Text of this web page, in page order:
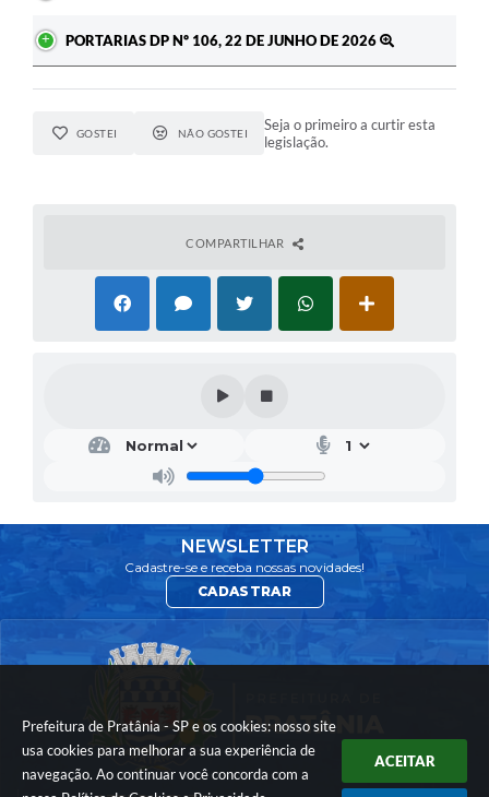
Prefeitura de Pratânia - SP e os cookies: nosso site
usa cookies para melhorar a sua experiência de
navegação. Ao continuar você concorda com a
ACEITAR
PORTARIAS DP Nº 106, 22 DE JUNHO DE 2026
GOSTEI NÃO GOSTEI
Seja o primeiro a curtir esta
legislação.
COMPARTILHAR
NEWSLETTER
Cadastre-se e receba nossas novidades!
CADASTRAR